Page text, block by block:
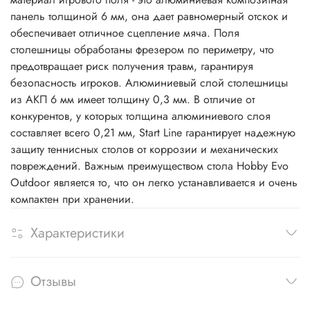
панель толщиной 6 мм, она дает равномерный отскок и
обеспечивает отличное сцепление мяча. Поля
столешницы обработаны фрезером по периметру, что
предотвращает риск получения травм, гарантируя
безопасность игроков. Алюминиевый слой столешницы
из АКП 6 мм имеет толщину 0,3 мм. В отличие от
конкурентов, у которых толщина алюминиевого слоя
составляет всего 0,21 мм, Start Line гарантирует надежную
защиту теннисных столов от коррозии и механических
повреждений. Важным преимуществом стола Hobby Evo
Outdoor является то, что он легко устанавливается и очень
компактен при хранении.
Характеристики
Отзывы